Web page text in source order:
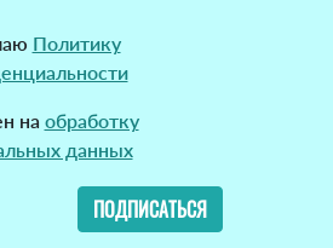
Политику
на обработку
данных
ПОДПИСАТЬСЯ